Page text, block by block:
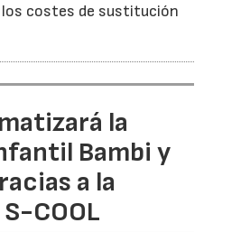
costes de sustitución
la
Bambi y
a la
COOL